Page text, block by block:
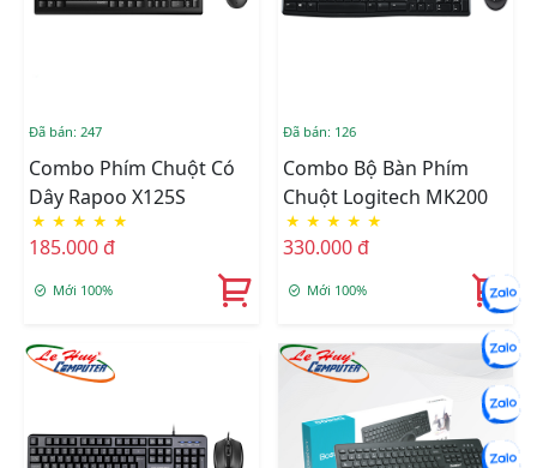
Đã bán: 247
Combo Phím Chuột Có
Dây Rapoo X125S
★ ★ ★ ★ ★
185.000 đ
Mới 100%
Đã bán: 126
Combo Bộ Bàn Phím
Chuột Logitech MK200
★ ★ ★ ★ ★
330.000 đ
Mới 100%